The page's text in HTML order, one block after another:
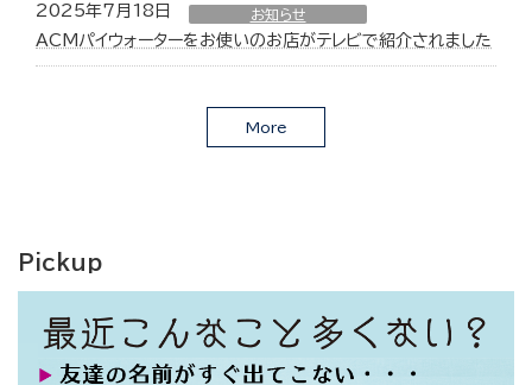
2025年7月18日 お知らせ
ACMパイウォーターをお使いのお店がテレビで紹介されました
More
Pickup